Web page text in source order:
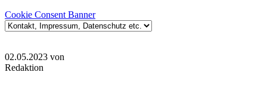
Cookie Consent Banner
02.05.2023 von
Redaktion